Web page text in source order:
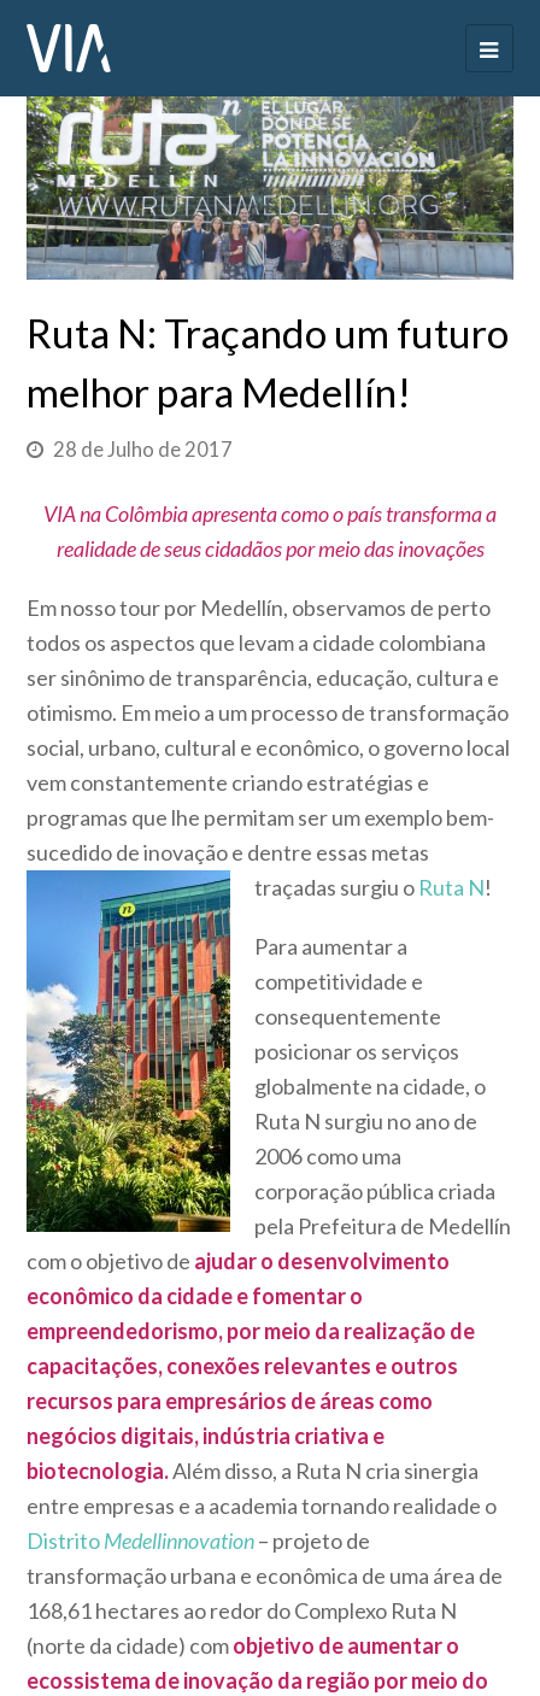
Ruta N: Traçando um futuro
melhor para Medellín!
28 de Julho de 2017
VIA na Colômbia apresenta como o país transforma a
realidade de seus cidadãos por meio das inovações
Em nosso tour por Medellín, observamos de perto
todos os aspectos que levam a cidade colombiana
ser sinônimo de transparência, educação, cultura e
otimismo. Em meio a um processo de transformação
social, urbano, cultural e econômico, o governo local
vem constantemente criando estratégias e
programas que lhe permitam ser um exemplo bem-
sucedido de inovação e dentre essas metas
traçadas surgiu o Ruta N!
Para aumentar a
competitividade e
consequentemente
posicionar os serviços
globalmente na cidade, o
Ruta N surgiu no ano de
2006 como uma
corporação pública criada
pela Prefeitura de Medellín
com o objetivo de ajudar o desenvolvimento
econômico da cidade e fomentar o
empreendedorismo, por meio da realização de
capacitações, conexões relevantes e outros
recursos para empresários de áreas como
negócios digitais, indústria criativa e
biotecnologia.Além disso, a Ruta N cria sinergia
entre empresas e a academia tornando realidade o
DistritoMedellinnovation– projeto de
transformação urbana e econômica de uma área de
168,61 hectares ao redor do Complexo Ruta N
(norte da cidade) comobjetivo de aumentar o
ecossistema de inovação da região por meio do